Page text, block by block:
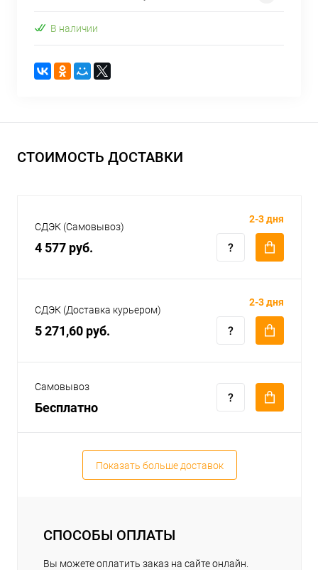
В наличии
СТОИМОСТЬ ДОСТАВКИ
СДЭК (Самовывоз)
4 577 руб.
2-3 дня
СДЭК (Доставка курьером)
5 271,60 руб.
2-3 дня
Самовывоз
Бесплатно
Показать больше доставок
СПОСОБЫ ОПЛАТЫ
Вы можете оплатить заказ на сайте онлайн.